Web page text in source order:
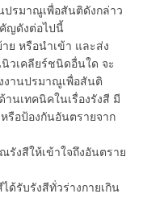
ปรมาณูเพื่อสันติดังกล่าว
ญดังต่อไปนี้
หรือนำเข้า และส่ง
วเคลียร์ชนิดอื่นใด จะ
งานปรมาณูเพื่อสันติ
เทคนิคในเรื่องรังสี มี
รือป้องกันอันตรายจาก
สีให้เข้าใจถึงอันตราย
บรังสีทั่วร่างกายเกิน